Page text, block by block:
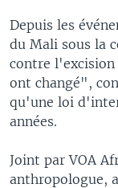
Depuis les
du Mali sous la
contre
ont changé",
qu'une loi
années.
Joint par VOA
anthropologue,